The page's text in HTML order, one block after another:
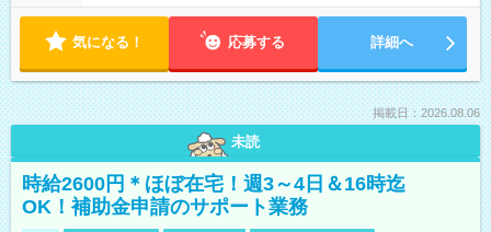
気になる！ 応募する 詳細へ
掲載日：2026.08.06
未読
時給2600円＊ほぼ在宅！週3～4日＆16時迄
OK！補助金申請のサポート業務